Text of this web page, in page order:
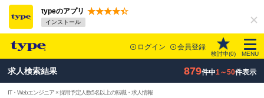
typeのアプリ
インストール
ログイン 会員登録
検討中(0) MENU
求人検索結果 879件中1～50件表示
IT・Webエンジニア × 採用予定人数5名以上の転職・求人情報